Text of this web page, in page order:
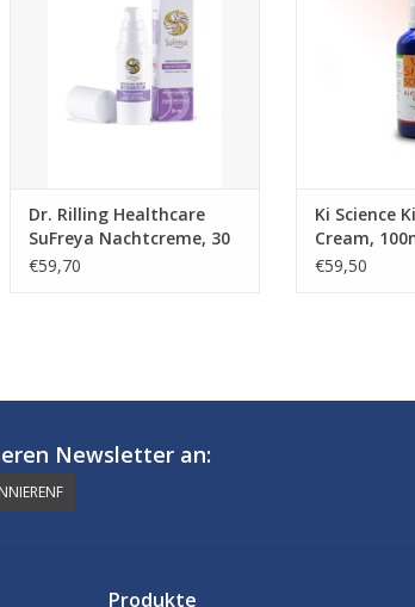
Dr. Rilling Healthcare
SuFreya Nachtcreme, 30
ml
€59,70
Ki Science
Cream,
€59,50
Newsletter an:
Produkte